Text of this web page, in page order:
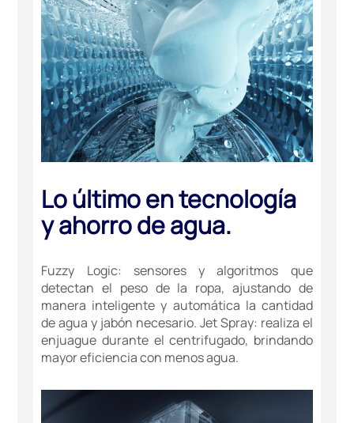
Lo último en tecnología
y ahorro de agua.
Fuzzy Logic: sensores y algoritmos que
detectan el peso de la ropa, ajustando de
manera inteligente y automática la cantidad
de agua y jabón necesario. Jet Spray: realiza el
enjuague durante el centrifugado, brindando
mayor eficiencia con menos agua.